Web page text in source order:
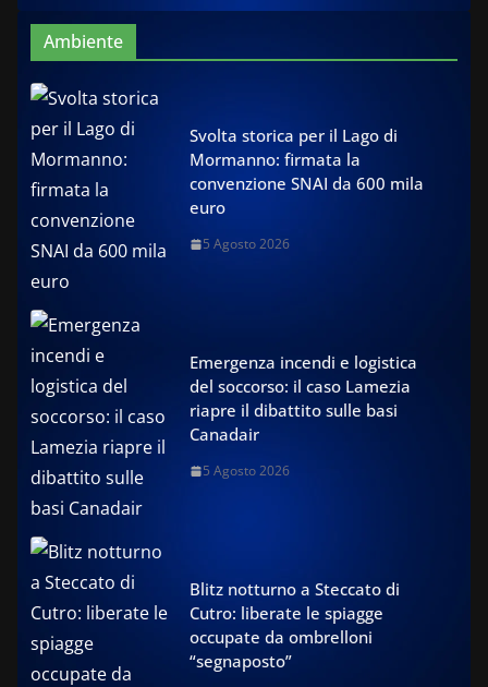
Ambiente
Svolta storica per il Lago di
Mormanno: firmata la
convenzione SNAI da 600 mila
euro
5 Agosto 2026
Emergenza incendi e logistica
del soccorso: il caso Lamezia
riapre il dibattito sulle basi
Canadair
5 Agosto 2026
Blitz notturno a Steccato di
Cutro: liberate le spiagge
occupate da ombrelloni
“segnaposto”